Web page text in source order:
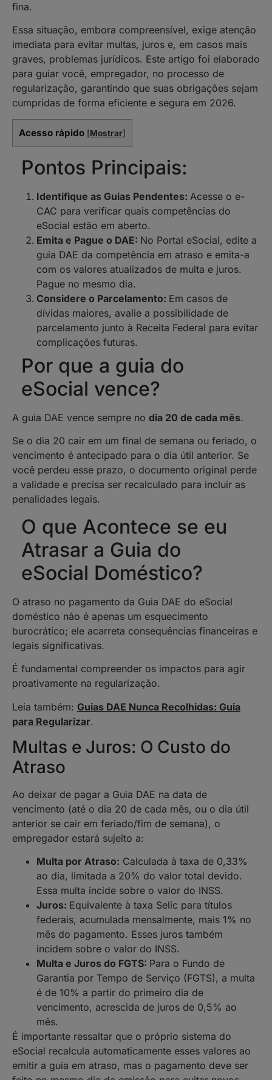
fina.
Essa situação, embora compreensível, exige atenção
imediata para evitar multas, juros e, em casos mais
graves, problemas jurídicos. Este artigo foi elaborado
para guiar você, empregador, no processo de
regularização, garantindo que suas obrigações sejam
cumpridas de forma eficiente e segura em 2026.
Acesso rápido [Mostrar]
Pontos Principais:
Identifique as Guias Pendentes: Acesse o e-
CAC para verificar quais competências do
eSocial estão em aberto.
Emita e Pague o DAE: No Portal eSocial, edite a
guia DAE da competência em atraso e emita-a
com os valores atualizados de multa e juros.
Pague no mesmo dia.
Considere o Parcelamento: Em casos de
dívidas maiores, avalie a possibilidade de
parcelamento junto à Receita Federal para evitar
complicações futuras.
Por que a guia do
eSocial vence?
A guia DAE vence sempre no dia 20 de cada mês.
Se o dia 20 cair em um final de semana ou feriado, o
vencimento é antecipado para o dia útil anterior. Se
você perdeu esse prazo, o documento original perde
a validade e precisa ser recalculado para incluir as
penalidades legais.
O que Acontece se eu
Atrasar a Guia do
eSocial Doméstico?
O atraso no pagamento da Guia DAE do eSocial
doméstico não é apenas um esquecimento
burocrático; ele acarreta consequências financeiras e
legais significativas.
É fundamental compreender os impactos para agir
proativamente na regularização.
Leia também: Guias DAE Nunca Recolhidas: Guia
para Regularizar.
Multas e Juros: O Custo do
Atraso
Ao deixar de pagar a Guia DAE na data de
vencimento (até o dia 20 de cada mês, ou o dia útil
anterior se cair em feriado/fim de semana), o
empregador estará sujeito a:
Multa por Atraso: Calculada à taxa de 0,33%
ao dia, limitada a 20% do valor total devido.
Essa multa incide sobre o valor do INSS.
Juros: Equivalente à taxa Selic para títulos
federais, acumulada mensalmente, mais 1% no
mês do pagamento. Esses juros também
incidem sobre o valor do INSS.
Multa e Juros do FGTS: Para o Fundo de
Garantia por Tempo de Serviço (FGTS), a multa
é de 10% a partir do primeiro dia de
vencimento, acrescida de juros de 0,5% ao
mês.
É importante ressaltar que o próprio sistema do
eSocial recalcula automaticamente esses valores ao
emitir a guia em atraso, mas o pagamento deve ser